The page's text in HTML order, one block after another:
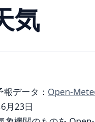
気
報データ： Open-
月23日